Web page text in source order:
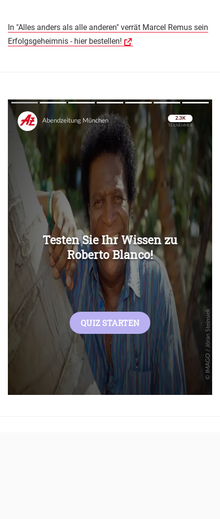
In "Alles anders als alle anderen" verrät Marcel Remus sein
Erfolgsgeheimnis - hier bestellen!
Überspringen
Überspringen